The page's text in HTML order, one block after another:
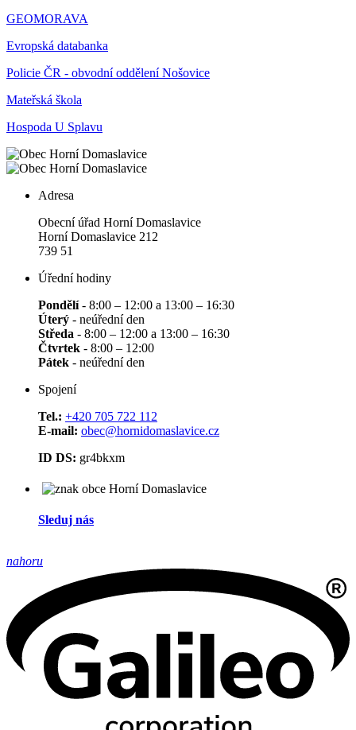
GEOMORAVA
Evropská databanka
Policie ČR - obvodní oddělení Nošovice
Mateřská škola
Hospoda U Splavu
Adresa
Obecní úřad Horní Domaslavice
Horní Domaslavice 212
739 51
Úřední hodiny
Pondělí- 8:00 – 12:00 a 13:00 – 16:30
Úterý - neúřední den
Středa - 8:00 – 12:00 a 13:00 – 16:30
Čtvrtek - 8:00 – 12:00
Pátek - neúřední den
Spojení
Tel.: +420 705 722 112
E-mail: obec@hornidomaslavice.cz
ID DS: gr4bkxm
Sleduj nás
nahoru